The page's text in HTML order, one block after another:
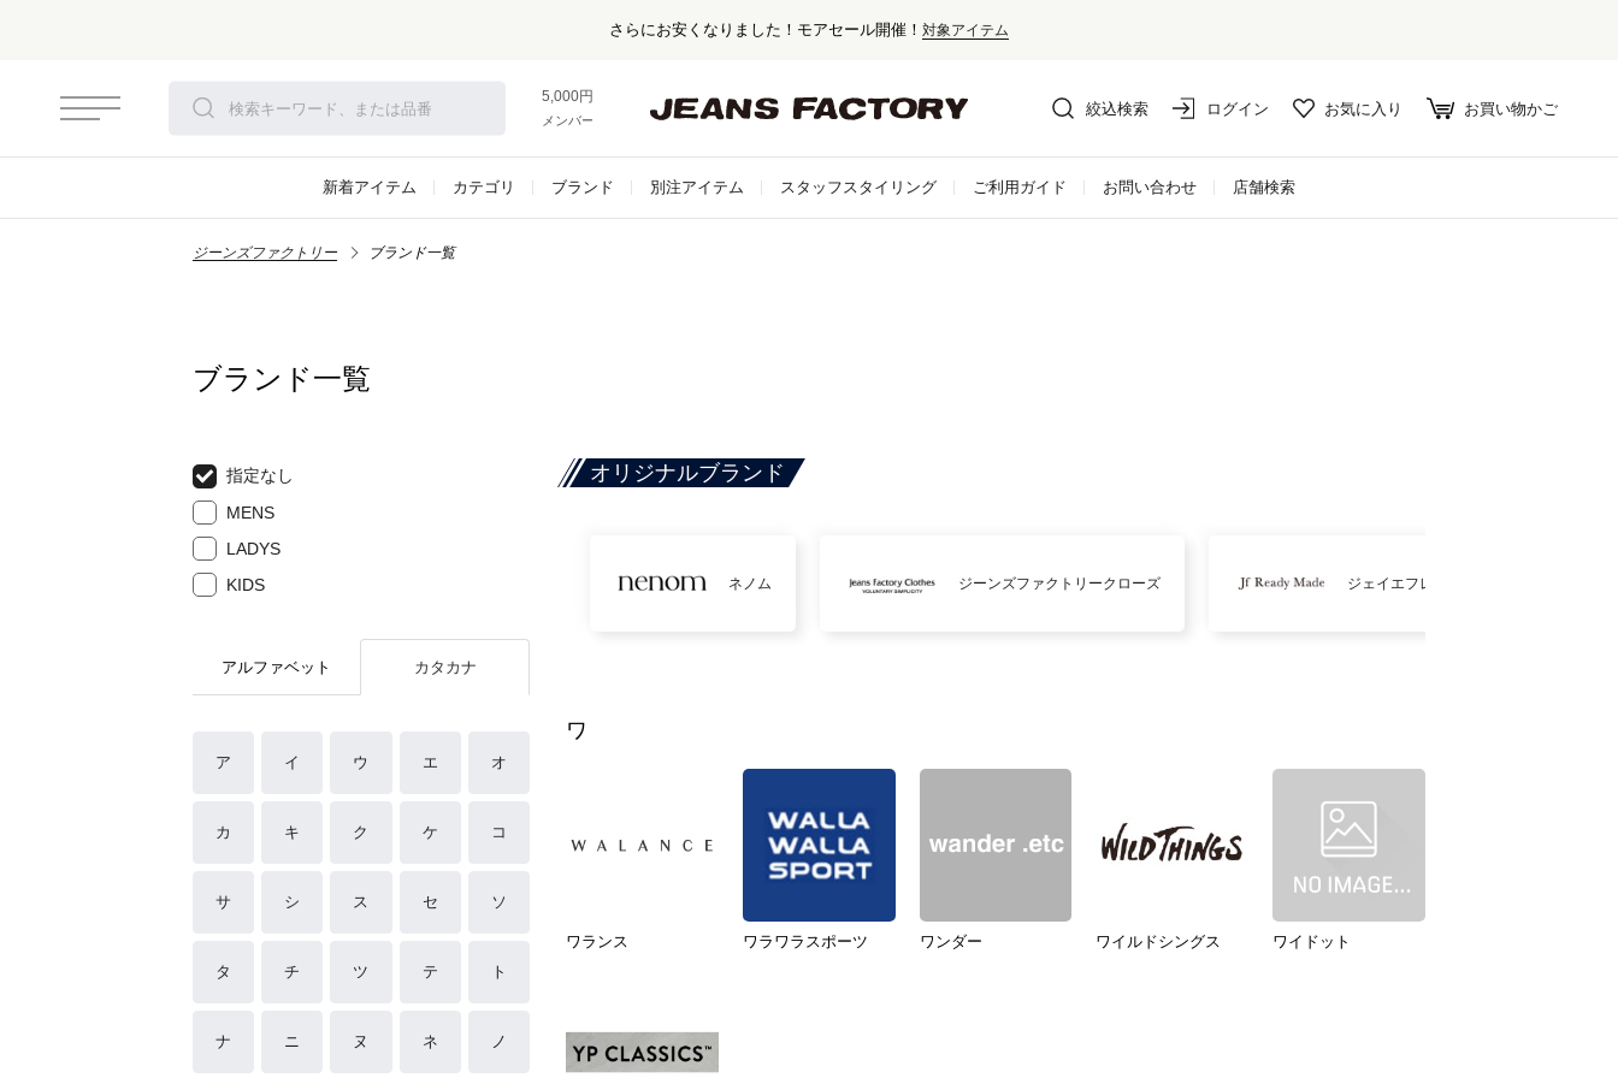
さらにお安くなりました！モアセール開催！ 対象アイテム
5,000円以上お買い上げで送料無料！
メンバー登録でお得な情報をゲット。さらに詳しく
絞込検索 ログイン お気に入り お買い物かご
新着アイテム カテゴリ ブランド 別注アイテム スタッフスタイリング ご利用ガイド お問い合わせ 店舗検索
ジーンズファクトリー ブランド一覧
ブランド一覧
指定なし
MENS
LADYS
KIDS
アルファベット カタカナ
ア イ ウ エ オ
カ キ ク ケ コ
サ シ ス セ ソ
タ チ ツ テ ト
ナ ニ ヌ ネ ノ
オリジナルブランド
ネノム ジーンズファクトリークローズ ジェイエフレディメイド
ワ
ワランス ワラワラスポーツ ワンダー ワイルドシングス ワイドット